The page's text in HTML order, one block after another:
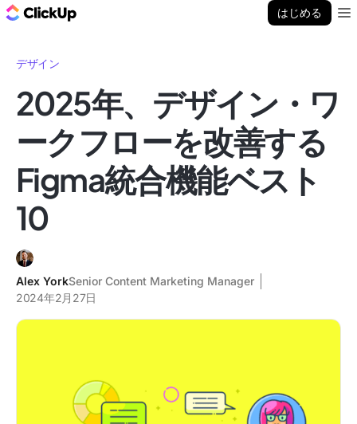
はじめる
デザイン
2025年、デザイン・ワ
ークフローを改善する
Figma統合機能ベスト
10
Alex YorkSenior Content Marketing Manager
2024年2月27日